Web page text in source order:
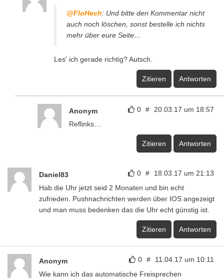
@FloHech: Und bitte den Kommentar nicht
auch noch löschen, sonst bestelle​ ich nichts
mehr über eure Seite…
Les' ich gerade richtig? Autsch.
Zitieren Antworten
0 # 20.03.17 um 18:57
Anonym
Reflinks…
Zitieren Antworten
0 # 18.03.17 um 21:13
Daniel83
Hab die Uhr jetzt seid 2 Monaten und bin echt
zufrieden. Pushnachrichten werden über IOS angezeigt
und man muss bedenken das die Uhr echt günstig ist.
Zitieren Antworten
0 # 11.04.17 um 10:11
Anonym
Wie kann ich das automatische Freisprechen